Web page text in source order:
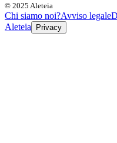
© 2025 Aleteia
Chi siamo noi?Avviso legale
Aleteia
Privacy